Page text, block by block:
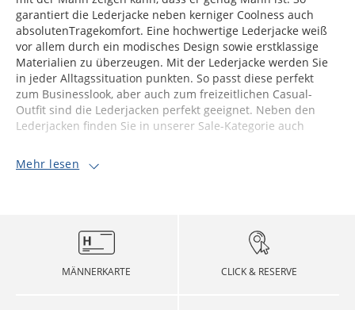
garantiert die Lederjacke neben kerniger Coolness auch
absolutenTragekomfort. Eine hochwertige Lederjacke weiß
vor allem durch ein modisches Design sowie erstklassige
Materialien zu überzeugen. Mit der Lederjacke werden Sie
in jeder Alltagssituation punkten. So passt diese perfekt
zum Businesslook, aber auch zum freizeitlichen Casual-
Outfit sind die Lederjacken perfekt geeignet. Neben den
Lederjacken finden Sie in unserer Sale-Kategorie auch
Mehr lesen
MÄNNERKARTE CLICK & RESERVE